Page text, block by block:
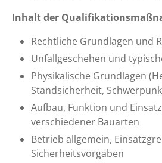
Inhalt der
Rechtliche Grundlagen und
Unfallgeschehen und
Physikalische Grundlagen
Standsicherheit,
Aufbau, Funktion und
verschiedener Bauarten
Betrieb allgemein,
Sicherheitsvorgaben